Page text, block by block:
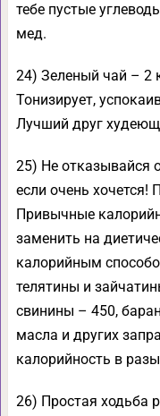
тебе пустые
мед.
24) Зеленый чай – 2
Тонизирует,
Лучший друг
25) Не отказывайся
если очень хочется!
Привычные
заменить на
калорийным
телятины и
свинины – 450,
масла и других
калорийность в
26) Простая ходьба